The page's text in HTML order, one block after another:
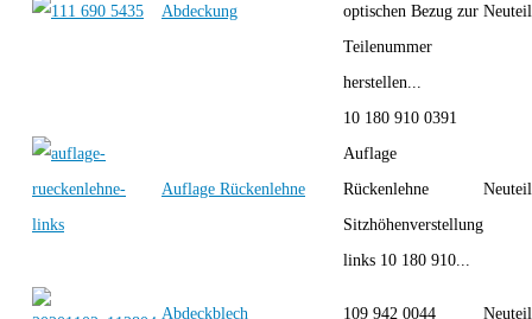
Abdeckung
optischen Bezug zur
Teilenummer
herstellen...
Auflage Rückenlehne
10 180 910 0391
Auflage
Rückenlehne
Sitzhöhenverstellung
links 10 180 910...
Abdeckblech 109 942 0044